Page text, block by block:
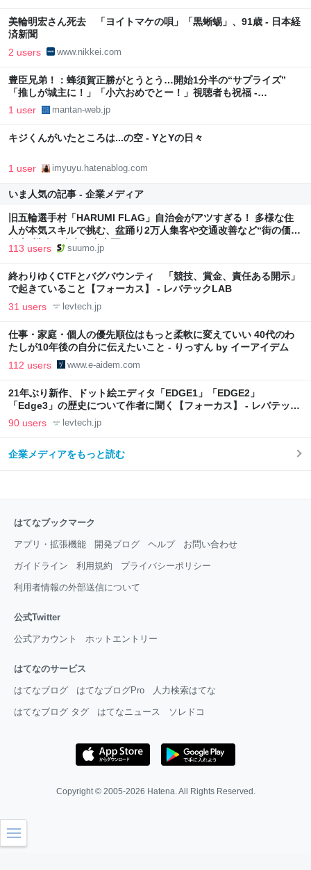
美輪明宏さん死去 「ヨイトマケの唄」「黒蜥蜴」、91歳 - 日本経
済新聞
2 users www.nikkei.com
豊臣兄弟！：蜂須賀正勝がとうとう…開始1分半の“サプライズ”
「推しが城主に！」「小六おめでとー！」視聴者も祝福 -
MANTANWEB（まんたんウェブ）
1 user mantan-web.jp
キジくんがいたところは...の空 - YとYの日々
1 user imyuyu.hatenablog.com
いま人気の記事 - 企業メディア
旧五輪選手村「HARUMI FLAG」自治会がアツすぎる！ 多様な住
人が本気スキルで挑む、盆踊り2万人集客や交通改善など“街の価値
向上”戦略 東京・中央区
113 users suumo.jp
終わりゆくCTFとバグバウンティ 「競技、賞金、責任ある開示」
で起きていること【フォーカス】 - レバテックLAB
31 users levtech.jp
仕事・家庭・個人の優先順位はもっと柔軟に変えていい 40代のわ
たしが10年後の自分に伝えたいこと - りっすん by イーアイデム
112 users www.e-aidem.com
21年ぶり新作、ドット絵エディタ「EDGE1」「EDGE2」
「Edge3」の歴史について作者に聞く【フォーカス】 - レバテック
LAB
90 users levtech.jp
企業メディアをもっと読む
はてなブックマーク
アプリ・拡張機能 開発ブログ ヘルプ お問い合わせ
ガイドライン 利用規約 プライバシーポリシー
利用者情報の外部送信について
公式Twitter
公式アカウント ホットエントリー
はてなのサービス
はてなブログ はてなブログPro 人力検索はてな
はてなブログ タグ はてなニュース ソレドコ
Copyright © 2005-2026 Hatena. All Rights Reserved.